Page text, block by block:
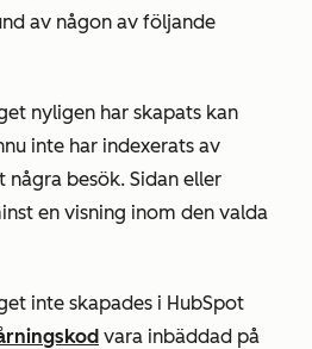
av någon av följande
nyligen har skapats kan
inte har indexerats av
besök. Sidan eller
en visning inom den valda
inte skapades i HubSpot
vara inbäddad på